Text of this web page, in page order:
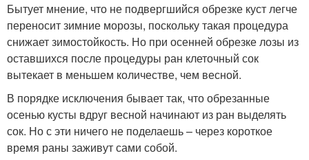
Бытует мнение, что не подвергшийся обрезке куст легче
переносит зимние морозы, поскольку такая процедура
снижает зимостойкость. Но при осенней обрезке лозы из
оставшихся после процедуры ран клеточный сок
вытекает в меньшем количестве, чем весной.
В порядке исключения бывает так, что обрезанные
осенью кусты вдруг весной начинают из ран выделять
сок. Но с эти ничего не поделаешь – через короткое
время раны заживут сами собой.